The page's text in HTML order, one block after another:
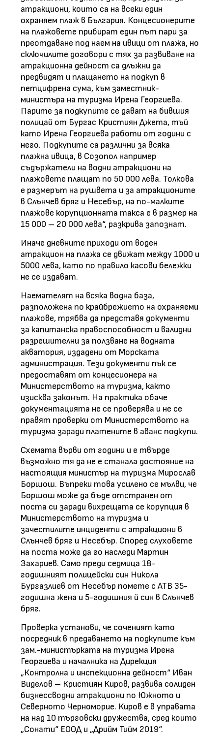
атракциони, които са на всеки един
охраняем плаж в България. Концесионерите
на плажовете прибират един път пари за
преотдаване под наем на ивици от плажа, но
сключилите договори с тях за развиване на
атракционна дейност са длъжни да
предвидят и плащането на подкуп в
петцифрена сума, към заместник-
министъра на туризма Ирена Георгиева.
Парите за подкупите се дават на бившия
полицай от Бургас Кристиян Джета, тъй
като Ирена Георгиева работи от години с
него. Подкупите са различни за всяка
плажна ивица, в Созопол например
съдържатели на водни атракциони на
плажовете плащат по 50 000 лева. Толкова
е размерът на рушвета и за атракционите
в Слънчев бряг и Несебър, на по-малките
плажове корупционната такса е в размер на
15 000 – 20 000 лева“, разкрива запознат.
Иначе дневните приходи от воден
атракцион на плажа се движат между 1000 и
5000 лева, като по правило касови бележки
не се издават.
Наемателят на всяка водна база,
разположена по крайбрежието на охраняеми
плажове, трябва да представя документи
за капитанска правоспособност и валидни
разрешителни за ползване на водната
акватория, издадени от Морската
администрация. Тези документи пък се
предоставят от концесионера на
Министерството на туризма, както
изисква законът. На практика обаче
документацията не се проверява и не се
правят проверки от Министерството на
туризма заради платените в аванс подкупи.
Схемата върви от години и е твърде
възможно тя да не е станала достояние на
настоящия министър на туризма Мирослав
Боршош. Въпреки това усилено се мълви, че
Боршош може да бъде отстранен от
поста си заради вихрещата се корупция в
Министерството на туризма и
зачестилите инциденти с атракциони в
Слънчев бряг и Несебър. Според слуховете
на поста може да го наследи Мартин
Захариев. Само преди седмица 18-
годишният полицейски син Никола
Бургазлиев от Несебър помете с АТВ 35-
годишна жена и 5-годишния й син в Слънчев
бряг.
Проверка установи, че соченият като
посредник в предаването на подкупите към
зам.-министърката на туризма Ирена
Георгиева и началника на Дирекция
„Контролна и инспекционна дейност“ Иван
Виделов – Кристиян Киров, развива солиден
бизнессводни атракциони по Южното и
Северното Черноморие. Киров е в управата
на над 10 търговски дружества, сред които
„Сонати“ ЕООД и „Дрийм Тийм 2019“.